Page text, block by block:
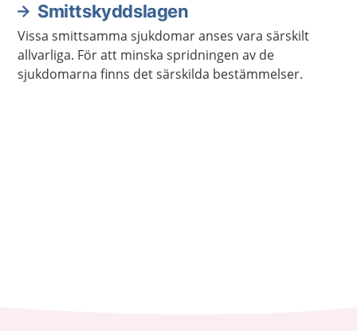
Smittskyddslagen
Vissa smittsamma sjukdomar anses vara särskilt
allvarliga. För att minska spridningen av de
sjukdomarna finns det särskilda bestämmelser.